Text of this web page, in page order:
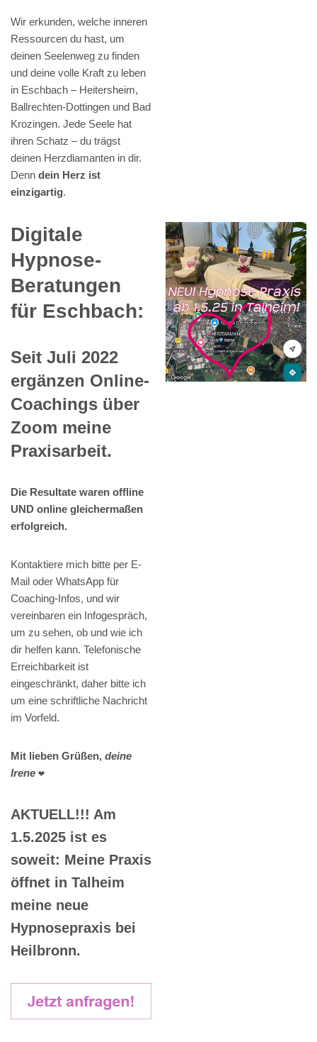
Wir erkunden, welche inneren
Ressourcen du hast, um
deinen Seelenweg zu finden
und deine volle Kraft zu leben
in Eschbach – Heitersheim,
Ballrechten-Dottingen und Bad
Krozingen. Jede Seele hat
ihren Schatz – du trägst
deinen Herzdiamanten in dir.
Denn dein Herz ist
einzigartig.
Digitale
Hypnose-
Beratungen
für Eschbach:
Seit Juli 2022
ergänzen Online-
Coachings über
Zoom meine
Praxisarbeit.
Die Resultate waren offline
UND online gleichermaßen
erfolgreich.
Kontaktiere mich bitte per E-
Mail oder WhatsApp für
Coaching-Infos, und wir
vereinbaren ein Infogespräch,
um zu sehen, ob und wie ich
dir helfen kann. Telefonische
Erreichbarkeit ist
eingeschränkt, daher bitte ich
um eine schriftliche Nachricht
im Vorfeld.
Mit lieben Grüßen, deine
Irene ❤️
AKTUELL!!! Am
1.5.2025 ist es
soweit: Meine Praxis
öffnet in Talheim
meine neue
Hypnosepraxis bei
Heilbronn.